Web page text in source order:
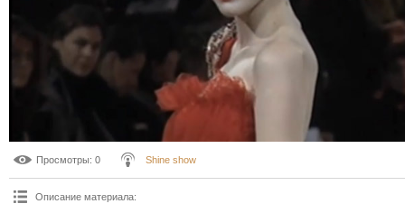
Просмотры: 0 Shine show
Описание материала: